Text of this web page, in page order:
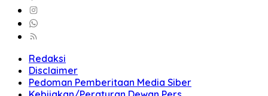
Redaksi
Disclaimer
Pedoman Pemberitaan Media Siber